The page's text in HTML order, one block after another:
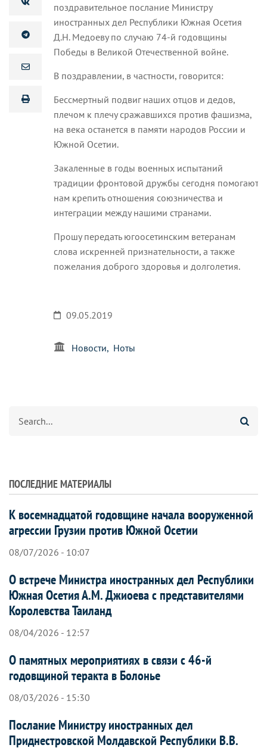
поздравительное послание Министру
иностранных дел Республики Южная Осетия
Д.Н. Медоеву по случаю 74-й годовщины
Победы в Великой Отечественной войне.
В поздравлении, в частности, говорится:
Бессмертный подвиг наших отцов и дедов,
плечом к плечу сражавшихся против фашизма,
на века останется в памяти народов России и
Южной Осетии.
Закаленные в годы военных испытаний
традиции фронтовой дружбы сегодня помогают
нам крепить отношения союзничества и
интеграции между нашими странами.
Прошу передать югоосетинским ветеранам
слова искренней признательности, а также
пожелания доброго здоровья и долголетия.
09.05.2019
Новости Ноты
ПОСЛЕДНИЕ МАТЕРИАЛЫ
К восемнадцатой годовщине начала вооруженной
агрессии Грузии против Южной Осетии
08/07/2026 - 10:07
О встрече Министра иностранных дел Республики
Южная Осетия А.М. Джиоева с представителями
Королевства Таиланд
08/04/2026 - 12:57
О памятных мероприятиях в связи с 46-й
годовщиной теракта в Болонье
08/03/2026 - 15:30
Послание Министру иностранных дел
Приднестровской Молдавской Республики В.В.